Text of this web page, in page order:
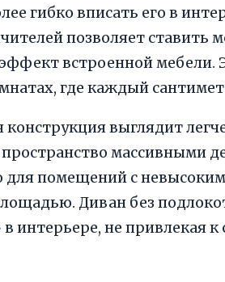
гибко вписать его в
позволяет ставить
эффект встроенной мебели.
где каждый
конструкция выглядит
массивными
для помещений с
Диван без
в интерьере, не привлекая